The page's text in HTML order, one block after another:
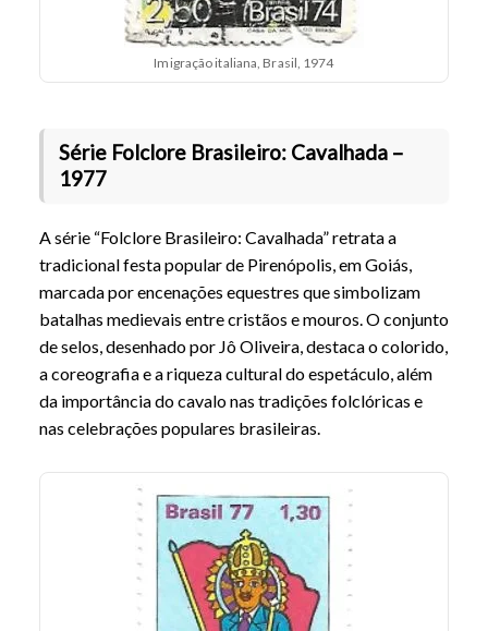
Imigração italiana, Brasil, 1974
Série Folclore Brasileiro: Cavalhada –
1977
A série “Folclore Brasileiro: Cavalhada” retrata a
tradicional festa popular de Pirenópolis, em Goiás,
marcada por encenações equestres que simbolizam
batalhas medievais entre cristãos e mouros. O conjunto
de selos, desenhado por Jô Oliveira, destaca o colorido,
a coreografia e a riqueza cultural do espetáculo, além
da importância do cavalo nas tradições folclóricas e
nas celebrações populares brasileiras.